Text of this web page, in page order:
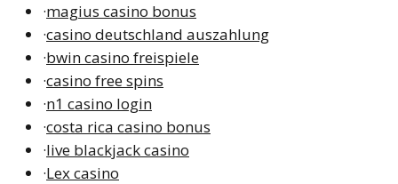
·magius casino bonus
·casino deutschland auszahlung
·bwin casino freispiele
·casino free spins
·n1 casino login
·costa rica casino bonus
·live blackjack casino
·Lex casino